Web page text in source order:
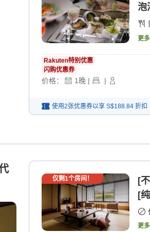
泡
更
Rakuten特别优惠
闪购优惠券
价格： 1 晚 | |
使用2张优惠券以享 S$188.84 折扣
仅剩1个房间！
[
[
更